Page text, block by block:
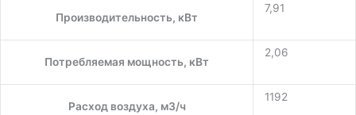
Производительность, кВт
7,91
Потребляемая мощность, кВт
2,06
Расход воздуха, м3/ч
1192